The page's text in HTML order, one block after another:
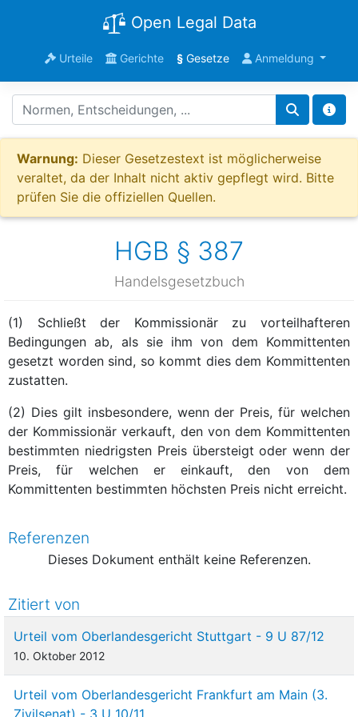
Open Legal Data
Urteile Gerichte §Gesetze Anmeldung
Warnung: Dieser Gesetzestext ist möglicherweise
veraltet, da der Inhalt nicht aktiv gepflegt wird. Bitte
prüfen Sie die offiziellen Quellen.
HGB § 387
Handelsgesetzbuch
(1) Schließt der Kommissionär zu vorteilhafteren
Bedingungen ab, als sie ihm von dem Kommittenten
gesetzt worden sind, so kommt dies dem Kommittenten
zustatten.
(2) Dies gilt insbesondere, wenn der Preis, für welchen
der Kommissionär verkauft, den von dem Kommittenten
bestimmten niedrigsten Preis übersteigt oder wenn der
Preis, für welchen er einkauft, den von dem
Kommittenten bestimmten höchsten Preis nicht erreicht.
Referenzen
Dieses Dokument enthält keine Referenzen.
Zitiert von
Urteil vom Oberlandesgericht Stuttgart - 9 U 87/12
10. Oktober 2012
Urteil vom Oberlandesgericht Frankfurt am Main (3.
Zivilsenat) - 3 U 10/11